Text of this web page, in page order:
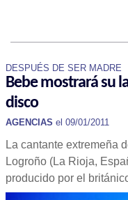
DESPUÉS DE SER MADRE
Bebe mostrará su
disco
AGENCIAS el 09/01/2011
La cantante extremeña
Logroño (La Rioja,
producido por el